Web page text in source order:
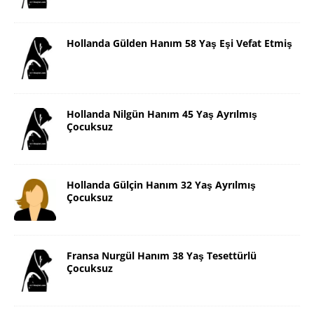
Hollanda Gülden Hanım 58 Yaş Eşi Vefat Etmiş
Hollanda Nilgün Hanım 45 Yaş Ayrılmış
Çocuksuz
Hollanda Gülçin Hanım 32 Yaş Ayrılmış
Çocuksuz
Fransa Nurgül Hanım 38 Yaş Tesettürlü
Çocuksuz